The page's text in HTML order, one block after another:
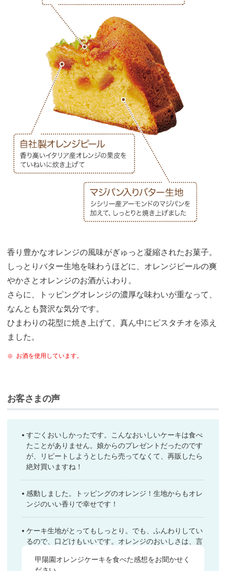
香り豊かなオレンジの風味がぎゅっと凝縮されたお菓子。
しっとりバター生地を味わうほどに、オレンジピールの爽
やかさとオレンジのお酒がふわり。
さらに、トッピングオレンジの濃厚な味わいが重なって、
なんとも贅沢な気分です。
ひまわりの花型に焼き上げて、真ん中にピスタチオを添え
ました。
※ お酒を使用しています。